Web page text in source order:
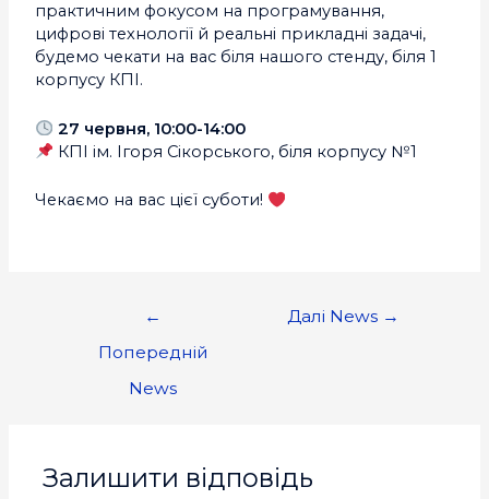
практичним фокусом на програмування,
цифрові технології й реальні прикладні задачі,
будемо чекати на вас біля нашого стенду, біля 1
корпусу КПІ.
27 червня, 10:00-14:00
КПІ ім. Ігоря Сікорського, біля корпусу №1
Чекаємо на вас цієї суботи!
←
Попередній
News
Далі News →
Залишити відповідь